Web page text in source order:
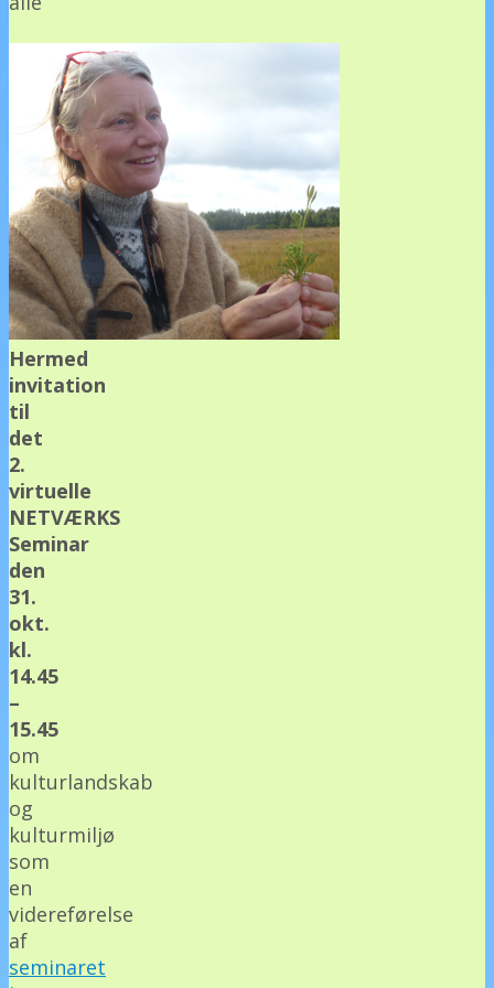
Hermed
invitation
til
det
2.
virtuelle
NETVÆRKS
Seminar
den
31.
okt.
kl.
14.45
–
15.45
om
kulturlandskab
og
kulturmiljø
som
en
videreførelse
af
seminaret